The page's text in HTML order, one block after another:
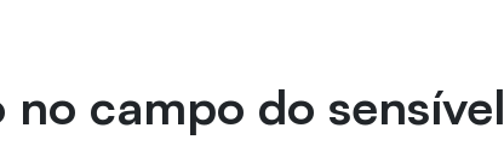
no campo do sensível